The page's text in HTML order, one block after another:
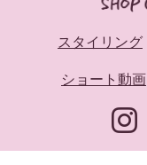
スタイリング
ショート動画